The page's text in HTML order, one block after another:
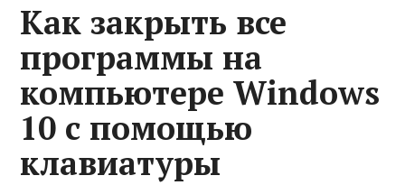
Как закрыть все
программы на
компьютере Windows
10 с помощью
клавиатуры